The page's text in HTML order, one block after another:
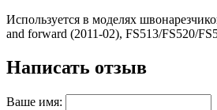
Используется в моделях
and forward (2011-02), FS513/FS520/
Написать отзыв
Ваше имя: